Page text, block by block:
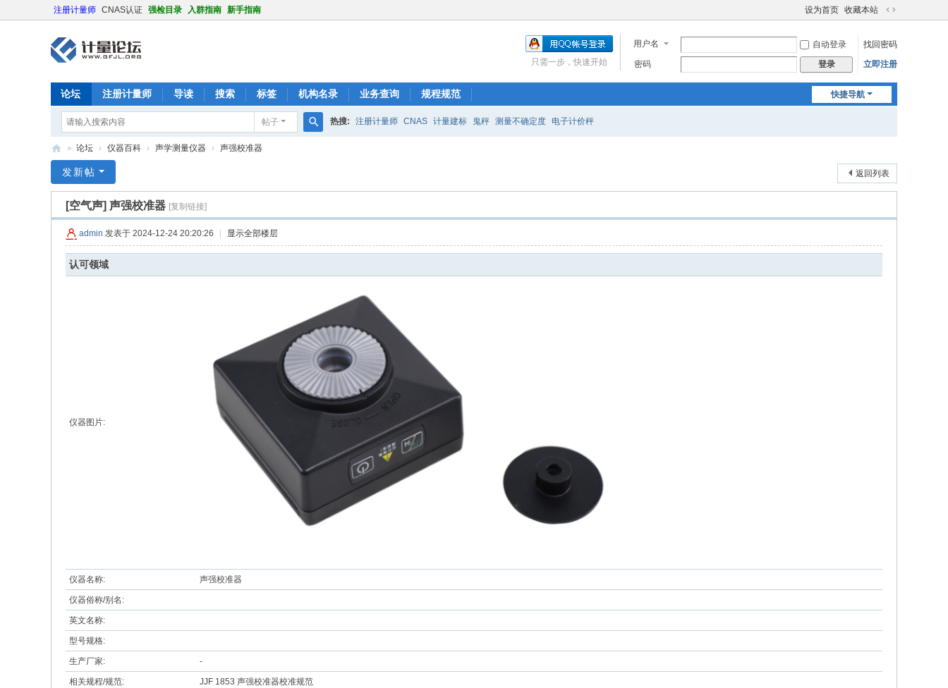
注册计量师 CNAS认证 强检目录 入群指南 新手指南 设为首页 收藏本站
切
到
宽
用户名 自动登录
找回密码
密码
登录 立即注册
只需一步，快速开始
快捷导航
论坛 注册计量师 导读 搜索 标签 机构名录 业务查询 规程规范
帖子 热搜: 注册计量师 CNAS 计量建标 鬼秤 测量不确定度 电子计价秤
量
» 论坛 › 仪器百科 › 声学测量仪器 › 声强校准器
返回列表
发新帖
[空气声] 声强校准器 [复制链接]
admin 发表于 2024-12-24 20:20:26 显示全部楼层
认可领域
仪器图片:
仪器名称: 声强校准器
仪器俗称/别名:
英文名称:
型号规格:
生产厂家: -
相关规程/规范: JJF 1853 声强校准器校准规范